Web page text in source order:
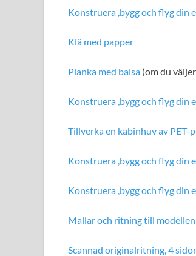
Konstruera ,bygg och flyg din
Klä med papper
Planka med balsa (om du
Konstruera ,bygg och flyg din
Tillverka en kabinhuv av PET-
Konstruera ,bygg och flyg din
Konstruera ,bygg och flyg din
Mallar och ritning till modellen
Scannad originalritning, 4